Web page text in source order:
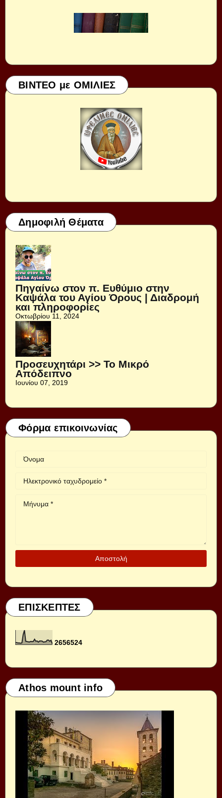
ΒΙΝΤΕΟ με ΟΜΙΛΙΕΣ
Δημοφιλή Θέματα
Πηγαίνω στον π. Ευθύμιο στην
Καψάλα του Αγίου Όρους | Διαδρομή
και πληροφορίες
Οκτωβρίου 11, 2024
Προσευχητάρι >> Το Μικρό
Απόδειπνο
Ιουνίου 07, 2019
Φόρμα επικοινωνίας
ΕΠΙΣΚΕΠΤΕΣ
2656524
Athos mount info